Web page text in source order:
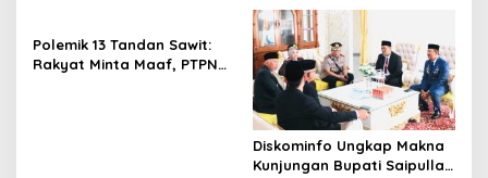
Baru
Polemik 13 Tandan Sawit:
Rakyat Minta Maaf, PTPN
Diskominfo Ungkap Makna
Kunjungan Bupati Saipullah